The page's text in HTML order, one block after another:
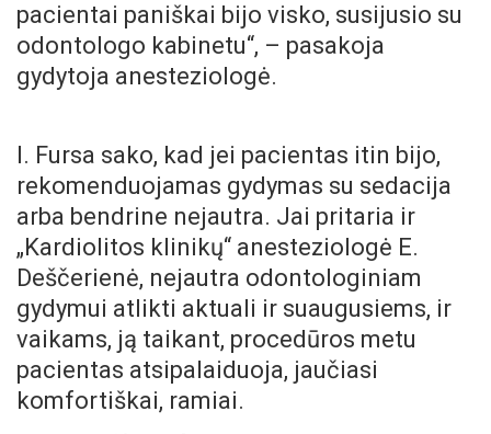
pacientai paniškai bijo visko, susijusio su
odontologo kabinetu“, – pasakoja
gydytoja anesteziologė.
I. Fursa sako, kad jei pacientas itin bijo,
rekomenduojamas gydymas su sedacija
arba bendrine nejautra. Jai pritaria ir
„Kardiolitos klinikų“ anesteziologė E.
Deščerienė, nejautra odontologiniam
gydymui atlikti aktuali ir suaugusiems, ir
vaikams, ją taikant, procedūros metu
pacientas atsipalaiduoja, jaučiasi
komfortiškai, ramiai.